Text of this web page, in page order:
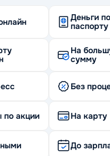
Деньги по
паспорту
На
сумму
Без
по акции На карту
До